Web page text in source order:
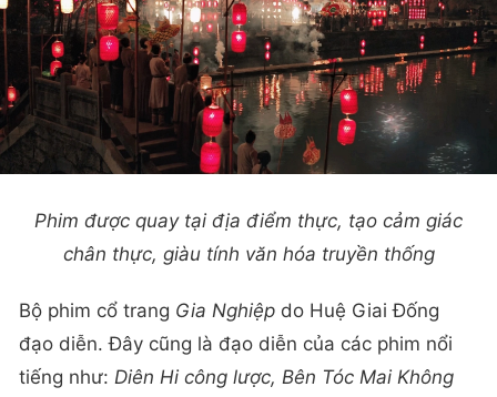
Phim được quay tại địa điểm thực, tạo cảm giác
chân thực, giàu tính văn hóa truyền thống
Bộ phim cổ trang Gia Nghiệp do Huệ Giai Đống
đạo diễn. Đây cũng là đạo diễn của các phim nổi
tiếng như: Diên Hi công lược, Bên Tóc Mai Không